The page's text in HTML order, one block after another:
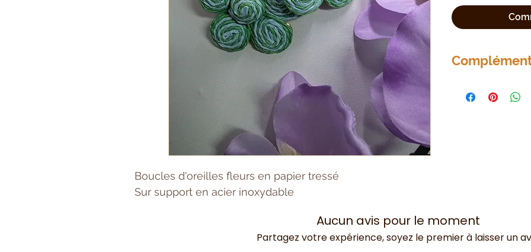
Boucles d'oreilles fleurs en papier tressé
Sur support en acier inoxydable
Aucun avis pour le moment
Partagez votre expérience, soyez le premier à laisser un